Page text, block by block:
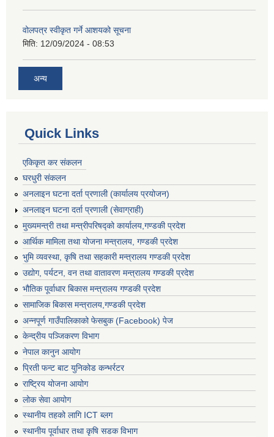
वोलपत्र स्वीकृत गर्ने आशयको सूचना
मिति: 12/09/2024 - 08:53
अन्य
Quick Links
एकिकृत कर संकलन
घरधुरी संकलन
अनलाइन घटना दर्ता प्रणाली (कार्यालय प्रयोजन)
अनलाइन घटना दर्ता प्रणाली (सेवाग्राही)
मुख्यमन्त्री तथा मन्त्रीपरिषद्को कार्यालय,गण्डकी प्रदेश
आर्थिक मामिला तथा योजना मन्त्रालय, गण्डकी प्रदेश
भुमि व्यवस्था, कृषि तथा सहकारी मन्त्रालय गण्डकी प्रदेश
उद्योग, पर्यटन, वन तथा वातावरण मन्त्रालय गण्डकी प्रदेश
भौतिक पूर्वाधार बिकास मन्त्रालय गण्डकी प्रदेश
सामाजिक बिकास मन्त्रालय,गण्डकी प्रदेश
अन्नपूर्ण गाउँपालिकाको फेसबुक (Facebook) पेज
केन्द्रीय पञ्जिकरण विभाग
नेपाल कानुन आयोग
प्रिती फन्ट बाट युनिकोड कन्भर्रटर
राष्ट्रिय योजना आयोग
लोक सेवा आयोग
स्थानीय तहको लागि ICT ब्लग
स्थानीय पूर्वाधार तथा कृषि सडक विभाग